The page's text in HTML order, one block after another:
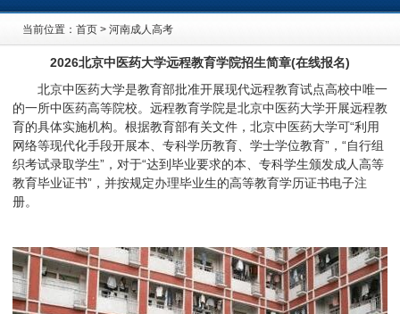
当前位置： 首页 > 河南成人高考
2026北京中医药大学远程教育学院招生简章(在线报名)
北京中医药大学是教育部批准开展现代远程教育试点高校中唯一
的一所中医药高等院校。远程教育学院是北京中医药大学开展远程教
育的具体实施机构。根据教育部有关文件，北京中医药大学可“利用
网络等现代化手段开展本、专科学历教育、学士学位教育”，“自行组
织考试录取学生”，对于“达到毕业要求的本、专科学生颁发成人高等
教育毕业证书”，并按规定办理毕业生的高等教育学历证书电子注
册。